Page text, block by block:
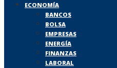
ECONOMÍA
BANCOS
BOLSA
EMPRESAS
ENERGÍA
FINANZAS
LABORAL